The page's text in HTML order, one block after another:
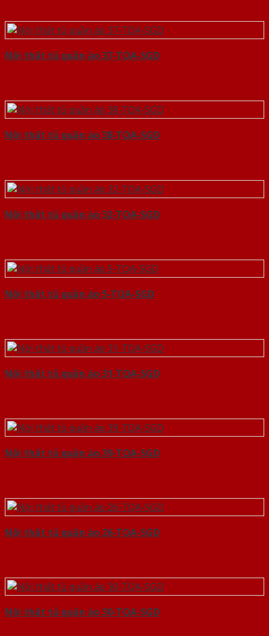
Nội thất tủ quần áo 37-TQA-SGD
Nội thất tủ quần áo 38-TQA-SGD
Nội thất tủ quần áo 32-TQA-SGD
Nội thất tủ quần áo 5-TQA-SGD
Nội thất tủ quần áo 31-TQA-SGD
Nội thất tủ quần áo 39-TQA-SGD
Nội thất tủ quần áo 26-TQA-SGD
Nội thất tủ quần áo 30-TQA-SGD